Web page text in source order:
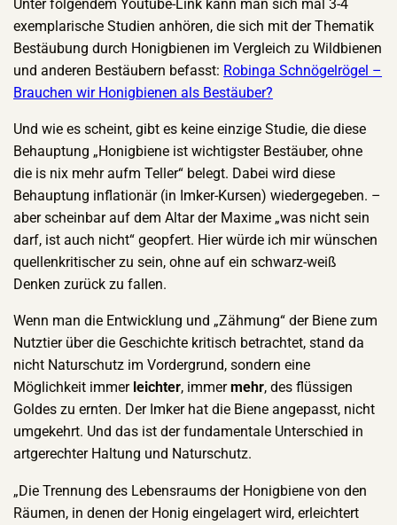
Unter folgendem Youtube-Link kann man sich mal 3-4
exemplarische Studien anhören, die sich mit der Thematik
Bestäubung durch Honigbienen im Vergleich zu Wildbienen
und anderen Bestäubern befasst: Robinga Schnögelrögel –
Brauchen wir Honigbienen als Bestäuber?
Und wie es scheint, gibt es keine einzige Studie, die diese
Behauptung „Honigbiene ist wichtigster Bestäuber, ohne
die is nix mehr aufm Teller“ belegt. Dabei wird diese
Behauptung inflationär (in Imker-Kursen) wiedergegeben. –
aber scheinbar auf dem Altar der Maxime „was nicht sein
darf, ist auch nicht“ geopfert. Hier würde ich mir wünschen
quellenkritischer zu sein, ohne auf ein schwarz-weiß
Denken zurück zu fallen.
Wenn man die Entwicklung und „Zähmung“ der Biene zum
Nutztier über die Geschichte kritisch betrachtet, stand da
nicht Naturschutz im Vordergrund, sondern eine
Möglichkeit immer leichter, immermehr, des flüssigen
Goldes zu ernten. Der Imker hat die Biene angepasst, nicht
umgekehrt. Und das ist der fundamentale Unterschied in
artgerechter Haltung und Naturschutz.
„Die Trennung des Lebensraums der Honigbiene von den
Räumen, in denen der Honig eingelagert wird, erleichtert